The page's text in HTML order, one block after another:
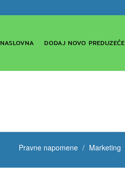
NASLOVNA DODAJ NOVO PREDUZEĆE
Pravne napomene Marketing